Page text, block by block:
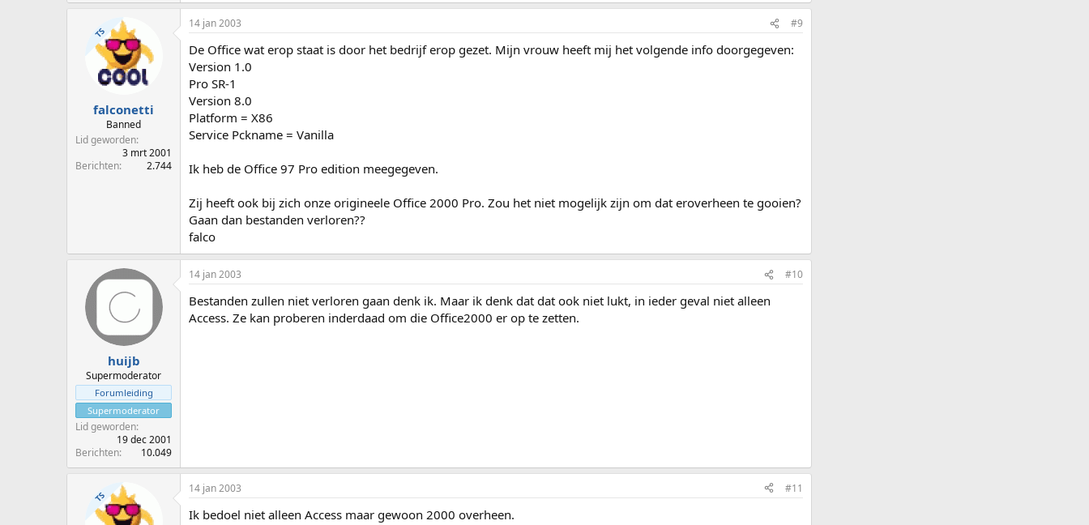
TS
falconetti
Banned
Lid geworden
3 mrt 2001
Berichten
2.744
14 jan 2003 #9
De Office wat erop staat is door het bedrijf erop gezet. Mijn vrouw heeft mij het volgende info doorgegeven:
Version 1.0
Pro SR-1
Version 8.0
Platform = X86
Service Pckname = Vanilla
Ik heb de Office 97 Pro edition meegegeven.
Zij heeft ook bij zich onze origineele Office 2000 Pro. Zou het niet mogelijk zijn om dat eroverheen te gooien?
Gaan dan bestanden verloren??
falco
huijb
Supermoderator
Forumleiding
Supermoderator
Lid geworden
19 dec 2001
Berichten
10.049
14 jan 2003 #10
Bestanden zullen niet verloren gaan denk ik. Maar ik denk dat dat ook niet lukt, in ieder geval niet alleen
Access. Ze kan proberen inderdaad om die Office2000 er op te zetten.
TS
14 jan 2003 #11
Ik bedoel niet alleen Access maar gewoon 2000 overheen.